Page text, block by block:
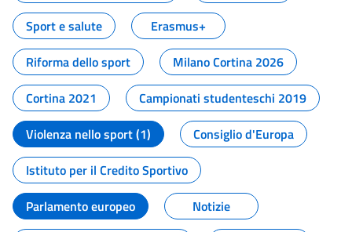
Sport e salute
Erasmus+
Riforma dello sport
Milano Cortina 2026
Cortina 2021
Campionati studenteschi 2019
Violenza nello sport (1)
Consiglio d'Europa
Istituto per il Credito Sportivo
Parlamento europeo
Notizie